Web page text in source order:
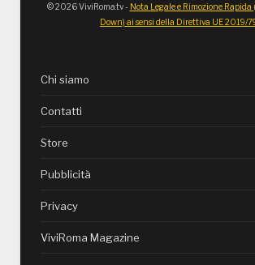
© 2026 ViviRoma.tv - Nota Legale e Rimozione Rapida
Down) ai sensi della Direttiva UE 2019/
Chi siamo
Contatti
Store
Pubblicità
Privacy
ViviRoma Magazine